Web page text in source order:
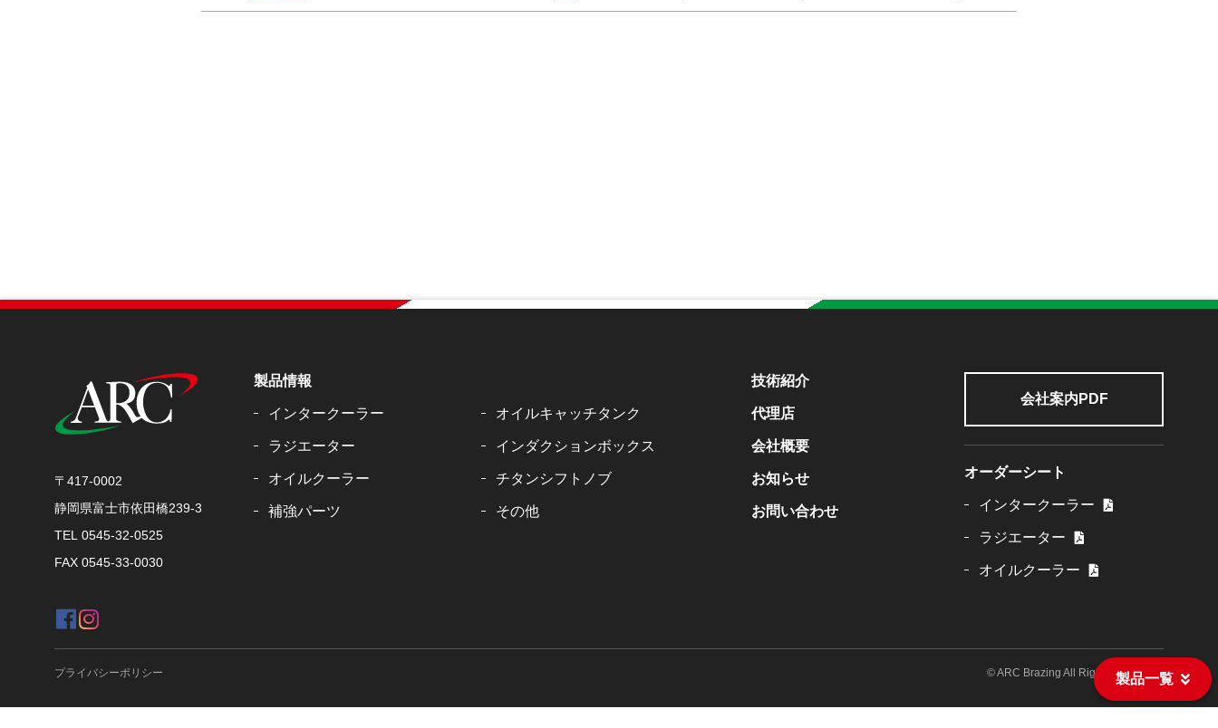
製品一覧
〒417-0002
静岡県富士市依田橋239-3
TEL 0545-32-0525
FAX 0545-33-0030
製品情報
インタークーラー
ラジエーター
オイルクーラー
補強パーツ
オイルキャッチタンク
インダクションボックス
チタンシフトノブ
その他
技術紹介
代理店
会社概要
お知らせ
お問い合わせ
会社案内PDF
オーダーシート
インタークーラー
ラジエーター
オイルクーラー
プライバシーポリシー © ARC Brazing All Rights Reserved.